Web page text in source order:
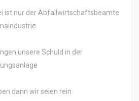
ist nur der Abfallwirtschaftsbeamte
unsere Schuld in der
dann wir seien rein